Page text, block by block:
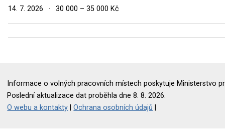
14. 7. 2026
· 30 000 – 35 000 Kč
Informace o volných pracovních místech poskytuje Ministerstvo
Poslední aktualizace dat proběhla dne 8. 8. 2026.
O webu a kontakty |Ochrana osobních údajů